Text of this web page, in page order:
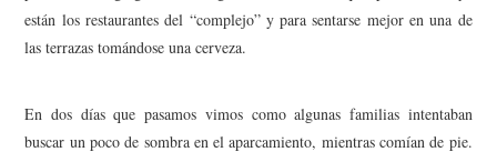
están los restaurantes del “complejo” y para sentarse mejor en una de
las terrazas tomándose una cerveza.
En dos días que pasamos vimos como algunas familias intentaban
buscar un poco de sombra en el aparcamiento, mientras comían de pie.